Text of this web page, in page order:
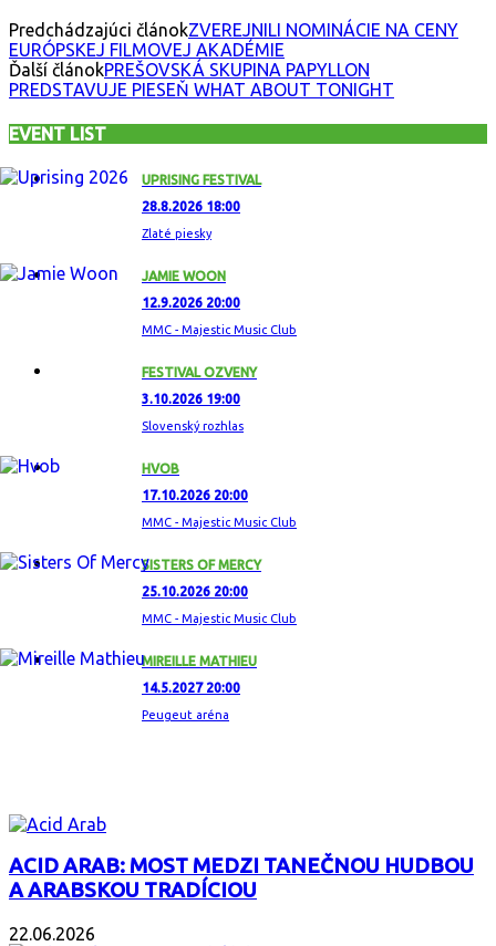
Predchádzajúci článokZVEREJNILI NOMINÁCIE NA CENY
EURÓPSKEJ FILMOVEJ AKADÉMIE
Ďalší článokPREŠOVSKÁ SKUPINA PAPYLLON
PREDSTAVUJE PIESEŇ WHAT ABOUT TONIGHT
EVENT LIST
UPRISING FESTIVAL
28.8.2026 18:00
Zlaté piesky
JAMIE WOON
12.9.2026 20:00
MMC - Majestic Music Club
FESTIVAL OZVENY
3.10.2026 19:00
Slovenský rozhlas
HVOB
17.10.2026 20:00
MMC - Majestic Music Club
SISTERS OF MERCY
25.10.2026 20:00
MMC - Majestic Music Club
MIREILLE MATHIEU
14.5.2027 20:00
Peugeut aréna
ACID ARAB: MOST MEDZI TANEČNOU HUDBOU
A ARABSKOU TRADÍCIOU
22.06.2026